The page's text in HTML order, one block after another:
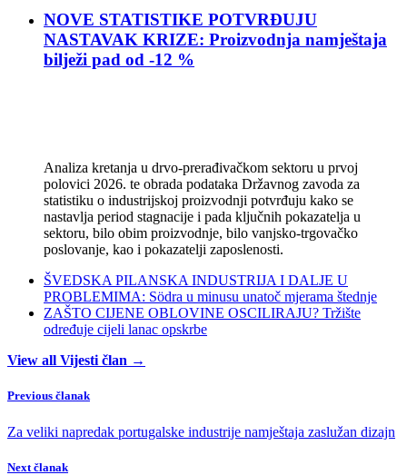
NOVE STATISTIKE POTVRĐUJU
NASTAVAK KRIZE: Proizvodnja namještaja
bilježi pad od -12 %
Analiza kretanja u drvo-prerađivačkom sektoru u prvoj
polovici 2026. te obrada podataka Državnog zavoda za
statistiku o industrijskoj proizvodnji potvrđuju kako se
nastavlja period stagnacije i pada ključnih pokazatelja u
sektoru, bilo obim proizvodnje, bilo vanjsko-trgovačko
poslovanje, kao i pokazatelji zaposlenosti.
ŠVEDSKA PILANSKA INDUSTRIJA I DALJE U
PROBLEMIMA: Södra u minusu unatoč mjerama štednje
ZAŠTO CIJENE OBLOVINE OSCILIRAJU? Tržište
određuje cijeli lanac opskrbe
View all Vijesti član →
Previous članak
Za veliki napredak portugalske industrije namještaja zaslužan dizajn
Next članak